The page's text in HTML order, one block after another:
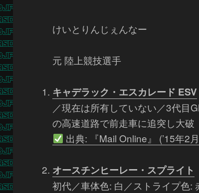
けいとりんじぇんなー
元 陸上競技選手
キャデラック・エスカレード ESV
／現在は所有していない／3代目
の高速道路で前走車に追突し大破
出典: 『Mail Online』 (’15年2
オースチンヒーレー・スプライト
初代／車体色: 白／ストライプ色: